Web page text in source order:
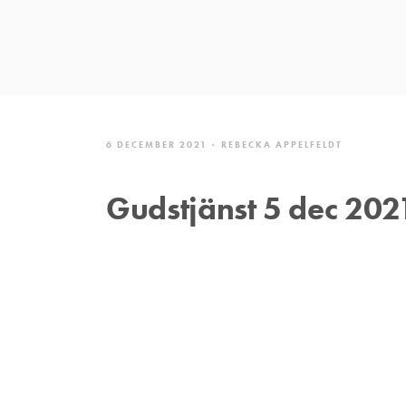
Gudstjänst 5 dec
REBECKA APPELFELDT
6 DECEMBER 2021